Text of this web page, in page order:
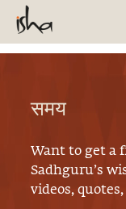
समय
Want to get a
Sadhguru’s
videos,